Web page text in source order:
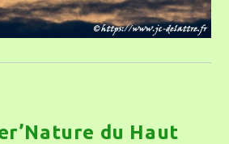
du Haut